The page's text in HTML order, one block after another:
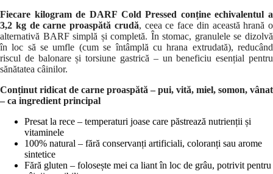
Fiecare kilogram de DARF Cold Pressed conține echivalentul a
3,2 kg de carne proaspătă crudă, ceea ce face din această hrană o
alternativă BARF simplă și completă. În stomac, granulele se dizolvă
în loc să se umfle (cum se întâmplă cu hrana extrudată), reducând
riscul de balonare și torsiune gastrică – un beneficiu esențial pentru
sănătatea câinilor.
Conținut ridicat de carne proaspătă – pui, vită, miel, somon, vânat
– ca ingredient principal
Presat la rece – temperaturi joase care păstrează nutrienții și
vitaminele
100% natural – fără conservanți artificiali, coloranți sau arome
sintetice
Fără gluten – folosește mei ca liant în loc de grâu, potrivit pentru